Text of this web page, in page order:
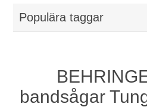
Metallkapning
Lagringssystem
Utbildning
Partners
Populära taggar
bandsågar